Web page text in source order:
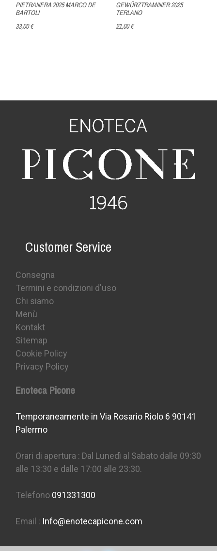
PIETRANERA 2025 MARCO DE
BARTOLI
33,00 €
GEWÜRZTRAMINER 2025
TERLANO
21,00 €
Customer Service
Consegna
Termini e condizioni d'uso
Chi siamo
Menù
Kontakt
Sitemap
Cookie Policy
Privacy Policy
Enoteca Picone
Temporaneamente in Via Rosario Riolo 6 90141
Palermo
Orari di apertura : Dal Lunedì al Sabato dalle 09:30
alle 13:30 e dalle 17:00 alle 23:30.
Telefono 091331300
Email : Info@enotecapicone.com